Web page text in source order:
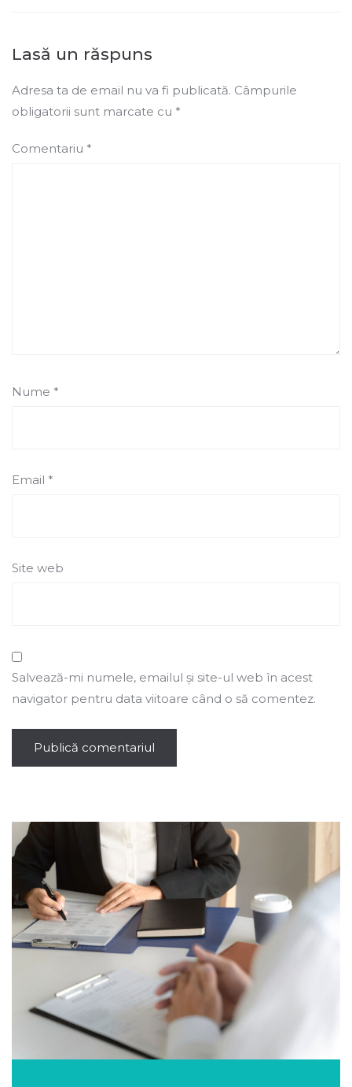
Lasă un răspuns
Adresa ta de email nu va fi publicată. Câmpurile
obligatorii sunt marcate cu *
Comentariu *
Nume *
Email *
Site web
Salvează-mi numele, emailul și site-ul web în acest
navigator pentru data viitoare când o să comentez.